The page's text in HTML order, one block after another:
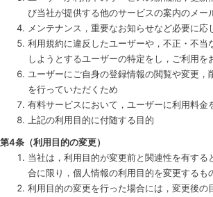
び当社が提供する他のサービスの案内のメー
メンテナンス，重要なお知らせなど必要に応
利用規約に違反したユーザーや，不正・不当
しようとするユーザーの特定をし，ご利用を
ユーザーにご自身の登録情報の閲覧や変更，
を行っていただくため
有料サービスにおいて，ユーザーに利用料金
上記の利用目的に付随する目的
第4条（利用目的の変更）
当社は，利用目的が変更前と関連性を有する
合に限り，個人情報の利用目的を変更するも
利用目的の変更を行った場合には，変更後の